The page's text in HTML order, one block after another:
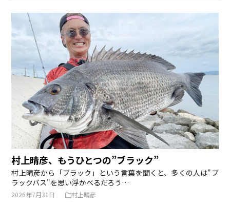
村上晴彦、もうひとつの”ブラック”
村上晴彦から「ブラック」という言葉を聞くと、多くの人は"ブ
ラックバス"を思い浮かべるだろう…
2026年7月31日 村上晴彦